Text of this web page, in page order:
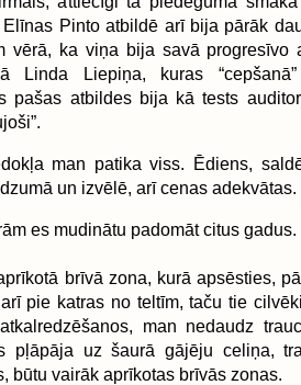
Pinto atbildē arī bija pārāk
vērā, ka viņa bija savā progresīvo
Linda Liepiņa, kuras
pašas atbildes bija kā tests
man patika viss. Ēdiens,
un izvēlē, arī cenas adekvātas.
es mudinātu padomāt citus gadus.
brīvā zona, kurā apsēsties,
pie katras no teltīm, taču tie
man nedaudz
pļāpāja uz šaurā gājēju celiņa,
būtu vairāk aprīkotas brīvās zonas.